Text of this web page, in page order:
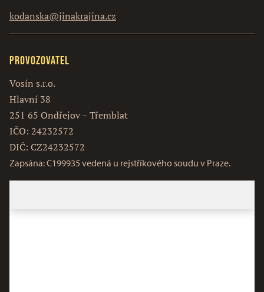
kodanska@jinakrajina.cz
Provozovatel
Vosín s.r.o.
Hlavní 38
251 65 Ondřejov – Třemblat
IČO: 24232572
DIČ: CZ24232572
Zapsána: C199935 vedená u rejstříkového soudu v Praze.